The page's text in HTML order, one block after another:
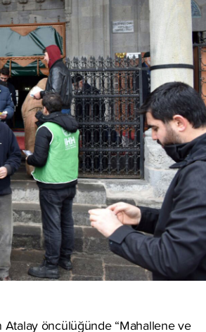
öncülüğünde “Mahallene ve